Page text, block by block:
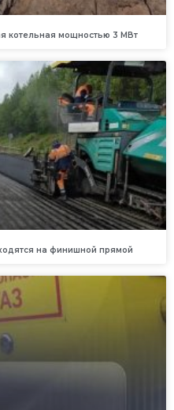
котельная мощностью 3 МВт
на финишной прямой